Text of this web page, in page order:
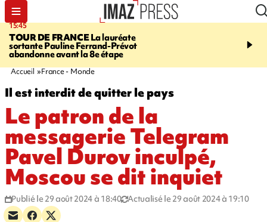
15:45
TOUR DE FRANCELa lauréate
sortante Pauline Ferrand-Prévot
abandonne avant la 8e étape
20:17
routière, concours de
Accueil France - Monde
Il est interdit de quitter le pays
Le patron de la
messagerie Telegram
Pavel Durov inculpé,
Moscou se dit inquiet
Publié le 29 août 2024 à 18:40 Actualisé le 29 août 2024 à 19:10